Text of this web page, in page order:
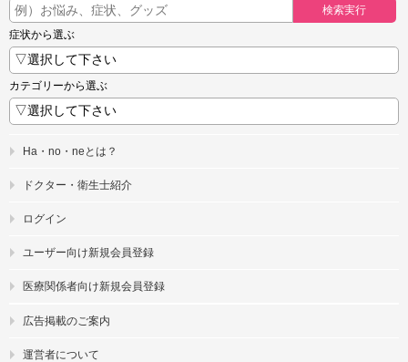
検索実行
症状から選ぶ
カテゴリーから選ぶ
Ha・no・neとは？
ドクター・衛生士紹介
ログイン
ユーザー向け新規会員登録
医療関係者向け新規会員登録
広告掲載のご案内
運営者について